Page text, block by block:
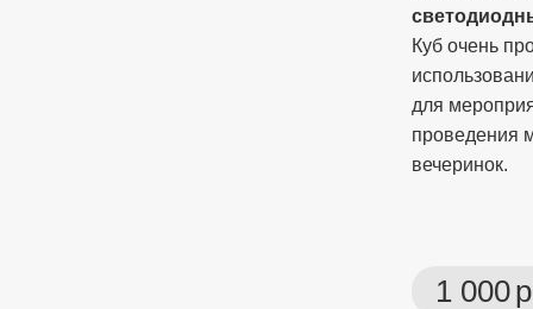
Куб очень
для
проведения
вечеринок.
1 000р